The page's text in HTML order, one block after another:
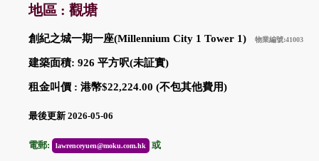
地區 : 觀塘
創紀之城一期一座(Millennium City 1 Tower 1) 物業編號:41003
建築面積: 926 平方呎(未証實)
租金叫價 : 港幣$22,224.00 (不包其他費用)
最後更新 2026-05-06
電郵: lawrenceyuen@moku.com.hk 或